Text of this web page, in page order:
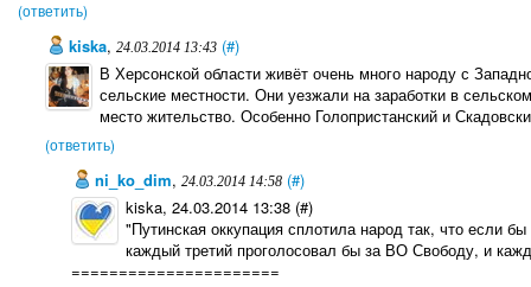
(ответить)
kiska, 24.03.2014 13:43 (#)
В Херсонской области живёт очень много народу с
сельские местности. Они уезжали на заработки в
место жительство. Особенно Голопристанский и
(ответить)
ni_ko_dim,24.03.2014 14:58 (#)
kiska, 24.03.2014 13:38 (#)
"Путинская оккупация сплотила народ так, что если
каждый третий проголосовал бы за ВО Свободу, и
======================